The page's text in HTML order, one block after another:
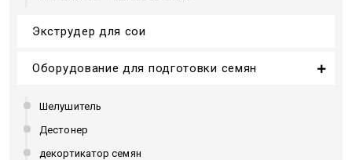
Экструдер для сои
Оборудование для подготовки семян
Шелушитель
Дестонер
декортикатор семян